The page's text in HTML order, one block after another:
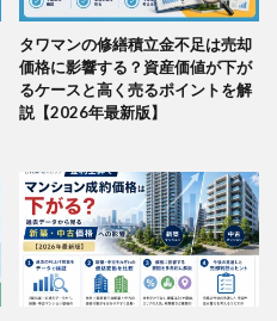
タワマンの修繕積立金不足は売却
価格に影響する？資産価値が下が
るケースと高く売るポイントを解
説【2026年最新版】